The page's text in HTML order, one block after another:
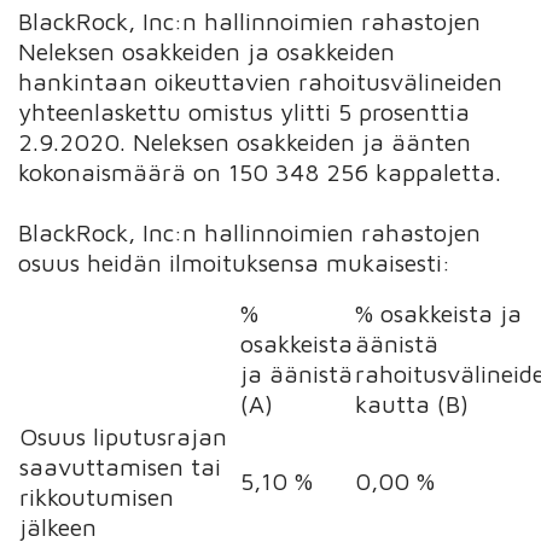
BlackRock, Inc:n hallinnoimien rahastojen
Neleksen osakkeiden ja osakkeiden
hankintaan oikeuttavien rahoitusvälineiden
yhteenlaskettu omistus ylitti 5 prosenttia
2.9.2020. Neleksen osakkeiden ja äänten
kokonaismäärä on 150 348 256 kappaletta.
BlackRock, Inc:n hallinnoimien rahastojen
osuus heidän ilmoituksensa mukaisesti:
%
osakkeista
ja äänistä
(A)
% osakkeista ja
äänistä
kautta (B)
Osuus liputusrajan
saavuttamisen tai
rikkoutumisen
jälkeen
5,10 % 0,00 %